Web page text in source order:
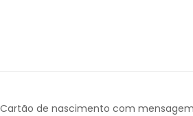
de nascimento com